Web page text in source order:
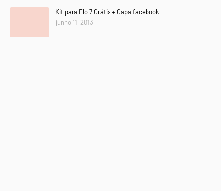
Kit para Elo 7 Grátis + Capa facebook
junho 11, 2013